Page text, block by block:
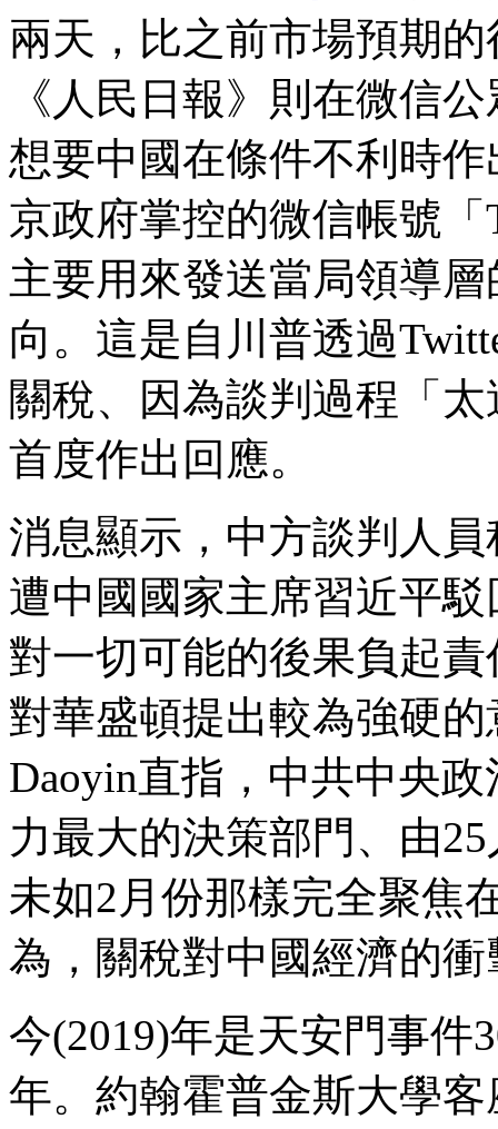
兩天，比之前市場預期
《人民日報》則在微信
想要中國在條件不利時
京政府掌控的微信帳號「
主要用來發送當局領導
向。這是自川普透過
關稅、因為談判過程「
首度作出回應。
消息顯示，中方談判人
遭中國國家主席習近平
對一切可能的後果負起
對華盛頓提出較為強硬
Daoyin直指，中共中央
力最大的決策部門、由
未如2月份那樣完全聚焦
為，關稅對中國經濟的
今(2019)年是天安門事件
年。約翰霍普金斯大學客